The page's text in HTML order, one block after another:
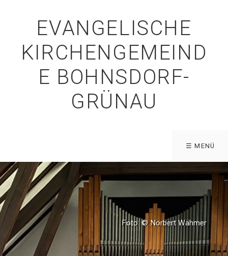
EVANGELISCHE
KIRCHENGEMEIND
E BOHNSDORF-
GRÜNAU
☰ MENÜ
Foto: © Norbert Wähmer